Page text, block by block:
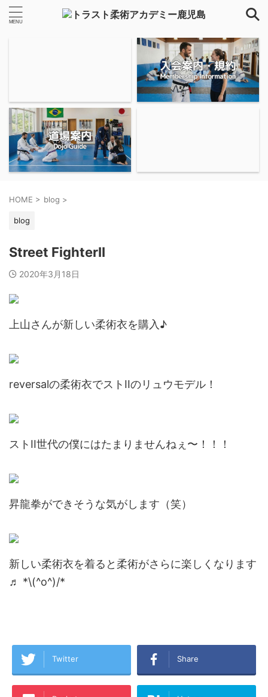
HOME > blog >
blog
Street FighterII
2020年3月18日
上山さんが新しい柔術衣を購入♪
reversalの柔術衣でストIIのリュウモデル！
ストII世代の僕にはたまりませんねぇ〜！！！
昇龍拳ができそうな気がします（笑）
新しい柔術衣を着ると柔術がさらに楽しくなります
♬ *\(^o^)/*
Twitter Share